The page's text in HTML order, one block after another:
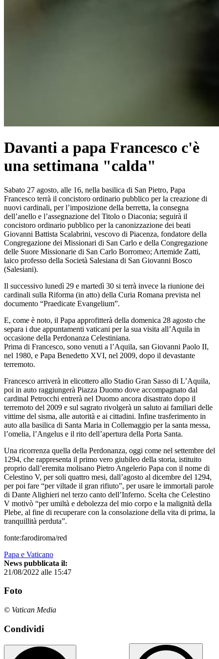
Davanti a papa Francesco c'è
una settimana "calda"
Sabato 27 agosto, alle 16, nella basilica di San Pietro, Papa
Francesco terrà il concistoro ordinario pubblico per la creazione di
nuovi cardinali, per l’imposizione della berretta, la consegna
dell’anello e l’assegnazione del Titolo o Diaconia; seguirà il
concistoro ordinario pubblico per la canonizzazione dei beati
Giovanni Battista Scalabrini, vescovo di Piacenza, fondatore della
Congregazione dei Missionari di San Carlo e della Congregazione
delle Suore Missionarie di San Carlo Borromeo; Artemide Zatti,
laico professo della Società Salesiana di San Giovanni Bosco
(Salesiani).
Il successivo lunedì 29 e martedì 30 si terrà invece la riunione dei
cardinali sulla Riforma (in atto) della Curia Romana prevista nel
documento “Praedicate Evangelium”.
E, come è noto, il Papa approfitterà della domenica 28 agosto che
separa i due appuntamenti vaticani per la sua visita all’Aquila in
occasione della Perdonanza Celestiniana.
Prima di Francesco, sono venuti a l’Aquila, san Giovanni Paolo II,
nel 1980, e Papa Benedetto XVI, nel 2009, dopo il devastante
terremoto.
Francesco arriverà in elicottero allo Stadio Gran Sasso di L’Aquila,
poi in auto raggiungerà Piazza Duomo dove accompagnato dal
cardinal Petrocchi entrerà nel Duomo ancora disastrato dopo il
terremoto del 2009 e sul sagrato rivolgerà un saluto ai familiari delle
vittime del sisma, alle autorità e ai cittadini. Infine trasferimento in
auto alla basilica di Santa Maria in Collemaggio per la santa messa,
l’omelia, l’Angelus e il rito dell’apertura della Porta Santa.
Una ricorrenza quella della Perdonanza, oggi come nel settembre del
1294, che rappresenta il primo vero giubileo della storia, istituito
proprio dall’eremita molisano Pietro Angelerio Papa con il nome di
Celestino V, per soli quattro mesi, dall’agosto al dicembre del 1294,
per poi fare “per viltade il gran rifiuto”, per usare le immortali parole
di Dante Alighieri nel terzo canto dell’Inferno. Scelta che Celestino
V motivò “per umiltà e debolezza del mio corpo e la malignità della
Plebe, al fine di recuperare con la consolazione della vita di prima, la
tranquillità perduta”.
fonte:farodiroma/red
Papa e Vaticano
News pubblicata il:
21/08/2022 alle 15:47
Foto
© Vatican Media
Condividi